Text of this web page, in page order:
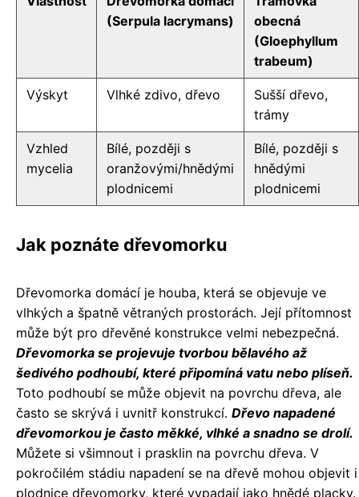
(Serpula lacrymans)
obecná
(Gloephyllum
trabeum)
Výskyt Vlhké zdivo, dřevo
Sušší dřevo,
trámy
Vzhled
mycelia
Bílé, později s
oranžovými/hnědými
plodnicemi
Bílé, později s
hnědými
plodnicemi
Jak poznáte dřevomorku
Dřevomorka domácí je houba, která se objevuje ve
vlhkých a špatně větraných prostorách. Její přítomnost
může být pro dřevěné konstrukce velmi nebezpečná.
Dřevomorka se projevuje tvorbou bělavého až
šedivého podhoubí, které připomíná vatu nebo plíseň.
Toto podhoubí se může objevit na povrchu dřeva, ale
často se skrývá i uvnitř konstrukcí. Dřevo napadené
dřevomorkou je často měkké, vlhké a snadno se drolí.
Můžete si všimnout i prasklin na povrchu dřeva. V
pokročilém stádiu napadení se na dřevě mohou objevit i
plodnice dřevomorky, které vypadají jako hnědé placky.